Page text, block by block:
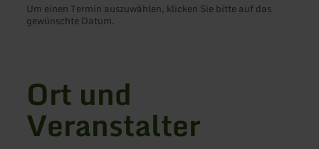
Um einen Termin auszuwählen, klicken Sie bitte auf das
gewünschte Datum.
Ort und
Veranstalter